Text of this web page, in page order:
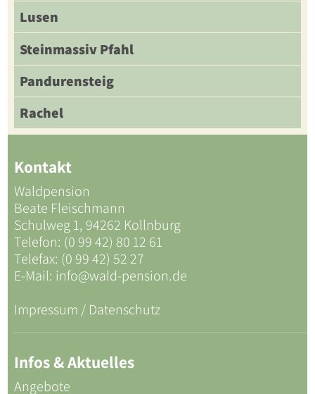
Lusen
Steinmassiv Pfahl
Pandurensteig
Rachel
Kontakt
Waldpension
Beate Fleischmann
Schulweg 1, 94262 Kollnburg
Telefon: (0 99 42) 80 12 61
Telefax: (0 99 42) 52 27
E-Mail: info@wald-pension.de
Impressum / Datenschutz
Infos & Aktuelles
Angebote